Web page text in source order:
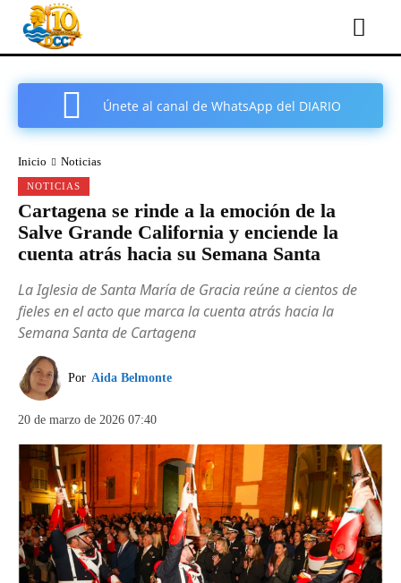
Únete al canal de WhatsApp del DIARIO
Inicio Noticias
NOTICIAS
Cartagena se rinde a la emoción de la
Salve Grande California y enciende la
cuenta atrás hacia su Semana Santa
La Iglesia de Santa María de Gracia reúne a cientos de
fieles en el acto que marca la cuenta atrás hacia la
Semana Santa de Cartagena
Por Aida Belmonte
20 de marzo de 2026 07:40